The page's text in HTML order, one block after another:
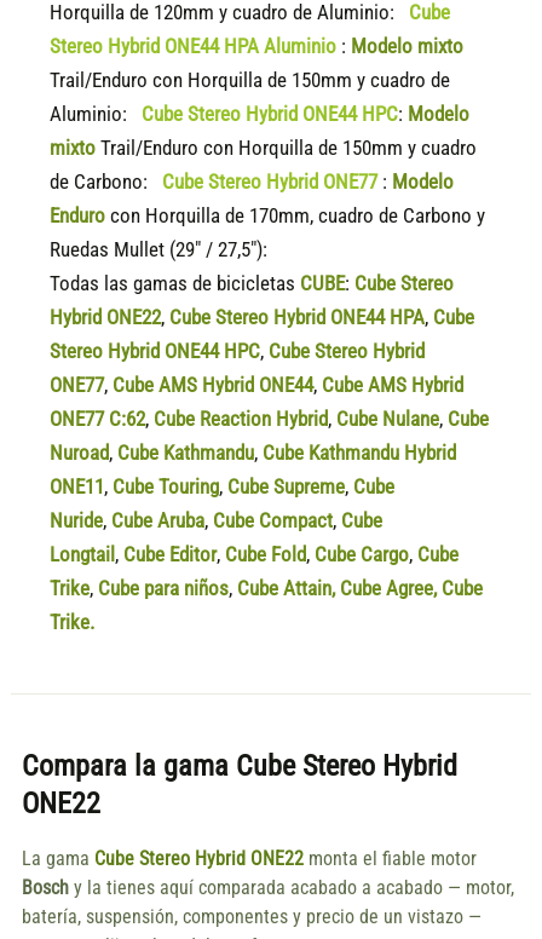
Horquilla de 120mm y cuadro de Aluminio: Cube
Stereo Hybrid ONE44 HPA Aluminio : Modelo mixto
Trail/Enduro con Horquilla de 150mm y cuadro de
Aluminio: Cube Stereo Hybrid ONE44 HPC: Modelo
mixto Trail/Enduro con Horquilla de 150mm y cuadro
de Carbono: Cube Stereo Hybrid ONE77: Modelo
Enduro con Horquilla de 170mm, cuadro de Carbono y
Ruedas Mullet (29″ / 27,5″):
Todas las gamas de bicicletas CUBE: Cube Stereo
Hybrid ONE22, Cube Stereo Hybrid ONE44 HPA, Cube
Stereo Hybrid ONE44 HPC, Cube Stereo Hybrid
ONE77, Cube AMS Hybrid ONE44, Cube AMS Hybrid
ONE77 C:62, Cube Reaction Hybrid, Cube Nulane, Cube
Nuroad, Cube Kathmandu, Cube Kathmandu Hybrid
ONE11 , Cube Touring, Cube Supreme, Cube
Nuride, Cube Aruba, Cube Compact, Cube
Longtail , Cube Editor, Cube Fold, Cube Cargo, Cube
Trike, Cube para niños, Cube Attain, Cube Agree, Cube
Trike.
Compara la gama Cube Stereo Hybrid
ONE22
La gama Cube Stereo Hybrid ONE22monta el fiable motor
Boschy la tienes aquí comparada acabado a acabado — motor,
batería, suspensión, componentes y precio de un vistazo —